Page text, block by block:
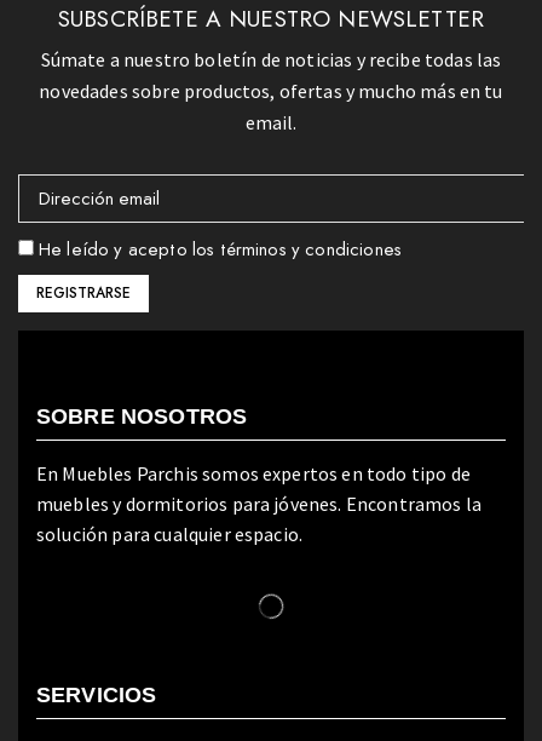
SUBSCRÍBETE A NUESTRO NEWSLETTER
Súmate a nuestro boletín de noticias y recibe todas las
novedades sobre productos, ofertas y mucho más en tu
email.
He leído y acepto los términos y condiciones
SOBRE NOSOTROS
En Muebles Parchis somos expertos en todo tipo de
muebles y dormitorios para jóvenes. Encontramos la
solución para cualquier espacio.
SERVICIOS